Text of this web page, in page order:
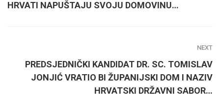
HRVATI NAPUŠTAJU SVOJU DOMOVINU…
NEXT
PREDSJEDNIČKI KANDIDAT DR. SC. TOMISLAV
JONJIĆ VRATIO BI ŽUPANIJSKI DOM I NAZIV
HRVATSKI DRŽAVNI SABOR…